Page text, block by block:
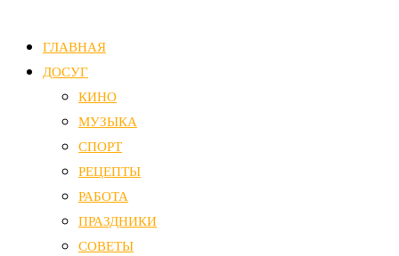
ГЛАВНАЯ
ДОСУГ
КИНО
МУЗЫКА
СПОРТ
РЕЦЕПТЫ
РАБОТА
ПРАЗДНИКИ
СОВЕТЫ